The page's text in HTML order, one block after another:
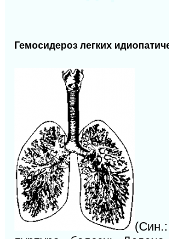
Гемосидероз легких
(Син.: